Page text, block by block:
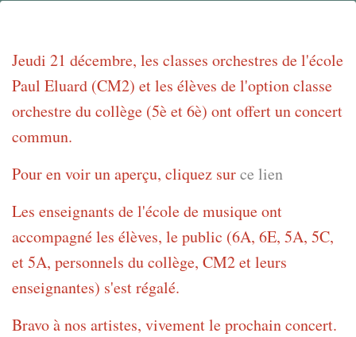
Jeudi 21 décembre, les classes orchestres de l'école
Paul Eluard (CM2) et les élèves de l'option classe
orchestre du collège (5è et 6è) ont offert un concert
commun.
Pour en voir un aperçu, cliquez surce lien
Les enseignants de l'école de musique ont
accompagné les élèves, le public (6A, 6E, 5A, 5C,
et 5A, personnels du collège, CM2 et leurs
enseignantes) s'est régalé.
Bravo à nos artistes, vivement le prochain concert.